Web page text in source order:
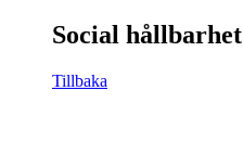
Social hållbarhet
Tillbaka